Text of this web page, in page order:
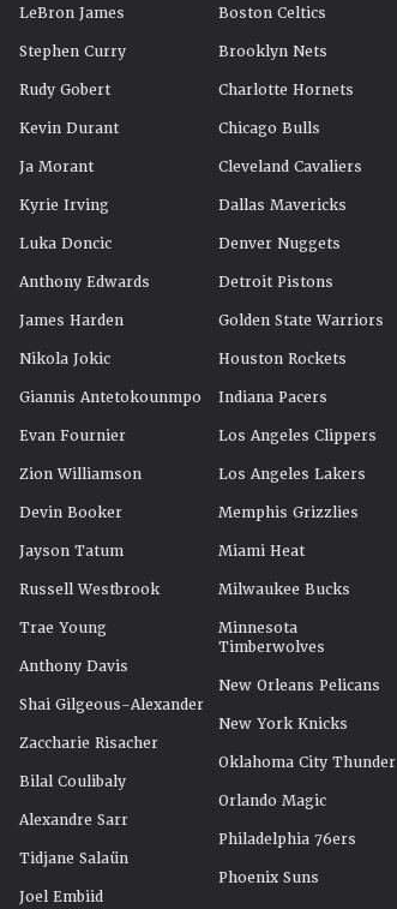
LeBron James
Stephen Curry
Rudy Gobert
Kevin Durant
Ja Morant
Kyrie Irving
Luka Doncic
Anthony Edwards
James Harden
Nikola Jokic
Giannis Antetokounmpo
Evan Fournier
Zion Williamson
Devin Booker
Jayson Tatum
Russell Westbrook
Trae Young
Anthony Davis
Shai Gilgeous-Alexander
Zaccharie Risacher
Bilal Coulibaly
Alexandre Sarr
Tidjane Salaün
Joel Embiid
Boston Celtics
Brooklyn Nets
Charlotte Hornets
Chicago Bulls
Cleveland Cavaliers
Dallas Mavericks
Denver Nuggets
Detroit Pistons
Golden State Warriors
Houston Rockets
Indiana Pacers
Los Angeles Clippers
Los Angeles Lakers
Memphis Grizzlies
Miami Heat
Milwaukee Bucks
Minnesota
Timberwolves
New Orleans Pelicans
New York Knicks
Oklahoma City Thunder
Orlando Magic
Philadelphia 76ers
Phoenix Suns